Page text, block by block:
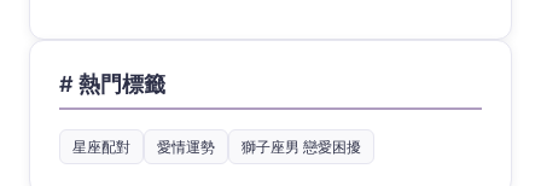
# 熱門標籤
星座配對 愛情運勢 獅子座男 戀愛困擾